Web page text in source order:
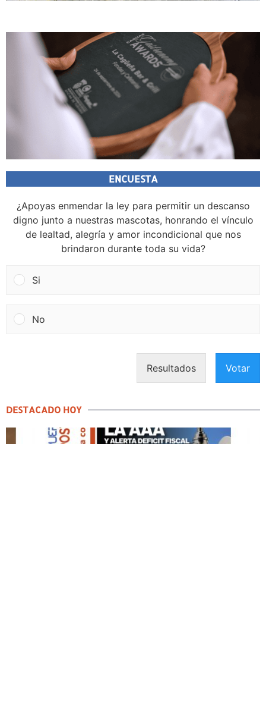
ENCUESTA
¿Apoyas enmendar la ley para permitir un descanso
digno junto a nuestras mascotas, honrando el vínculo
de lealtad, alegría y amor incondicional que nos
brindaron durante toda su vida?
Si
No
Resultados Votar
DESTACADO HOY